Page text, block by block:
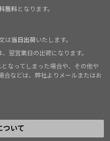
無料となります。
は当日出荷いたします。
翌営業日の出荷になります。
なってしまった場合や、その他や
合などは、弊社よりメールまたはお
ついて